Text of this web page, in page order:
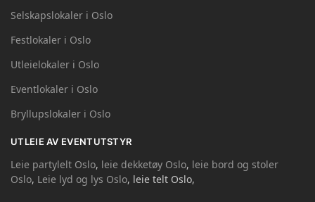
Selskapslokaler i Oslo
Festlokaler i Oslo
Utleielokaler i Oslo
Eventlokaler i Oslo
Bryllupslokaler i Oslo
UTLEIE AV EVENTUTSTYR
Leie partylelt Oslo, leie dekketøy Oslo, leie bord og stoler
Oslo, Leie lyd og lys Oslo, leie telt Oslo,